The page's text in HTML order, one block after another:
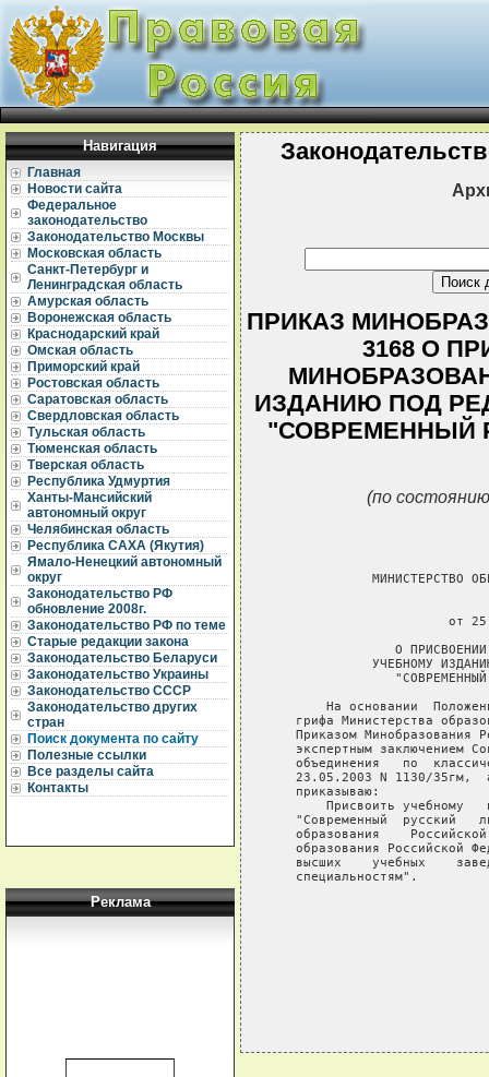
Навигация
Главная
Новости сайта
Федеральное
законодательство
Законодательство Москвы
Московская область
Санкт-Петербург и
Ленинградская область
Амурская область
Воронежская область
Краснодарский край
Омская область
Приморский край
Ростовская область
Саратовская область
Свердловская область
Тульская область
Тюменская область
Тверская область
Республика Удмуртия
Ханты-Мансийский
автономный округ
Челябинская область
Республика САХА (Якутия)
Ямало-Ненецкий автономный
округ
Законодательство РФ
обновление 2008г.
Законодательство РФ по теме
Старые редакции закона
Законодательство Беларуси
Законодательство Украины
Законодательство СССР
Законодательство других
стран
Поиск документа по сайту
Полезные ссылки
Все разделы сайта
Контакты
Реклама
ПРИКАЗ
3168 О
ИЗДАНИЮ ПОД
"СОВРЕМЕННЫЙ
(по
МИНИСТЕРСТВО
от
О
УЧЕБНОМУ
На основании
грифа Министерства
Приказом Минобразования
экспертным заключением
объединения   по
23.05.2003 N 1130/35гм,
   приказываю:
Присвоить учебному
"Современный  русский
образования
образования Российской
высших    учебных
   специальностям".